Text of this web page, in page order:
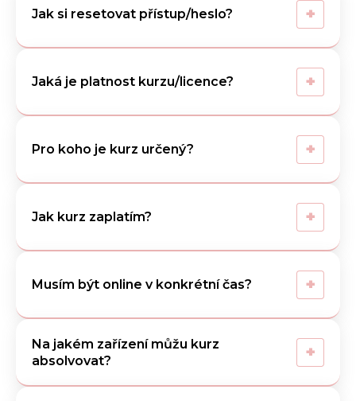
Jak si resetovat přístup/heslo? +
Jaká je platnost kurzu/licence? +
Pro koho je kurz určený? +
Jak kurz zaplatím? +
Musím být online v konkrétní čas? +
Na jakém zařízení můžu kurz
absolvovat?
+